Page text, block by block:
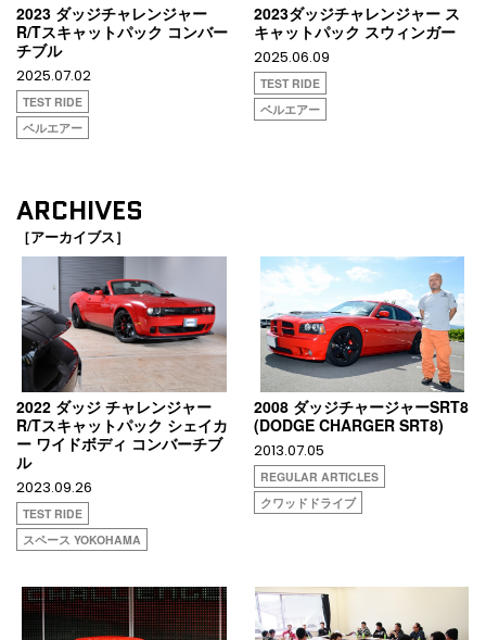
2023 ダッジチャレンジャー
R/Tスキャットパック コンバー
チブル
2025.07.02
TEST RIDE
ベルエアー
2023ダッジチャレンジャー ス
キャットパック スウィンガー
2025.06.09
TEST RIDE
ベルエアー
ARCHIVES
［アーカイブス］
2022 ダッジ チャレンジャー
R/Tスキャットパック シェイカ
ー ワイドボディ コンバーチブ
ル
2023.09.26
TEST RIDE
スペース YOKOHAMA
2008 ダッジチャージャーSRT8
(DODGE CHARGER SRT8)
2013.07.05
REGULAR ARTICLES
クワッドドライブ